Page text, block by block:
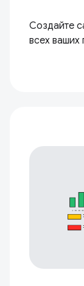
Создайте
всех ваших